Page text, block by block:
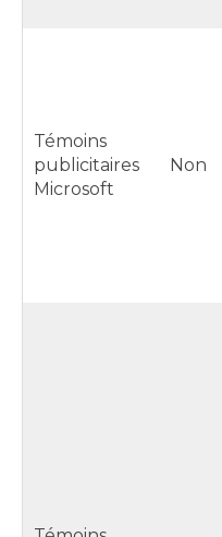
Témoins
publicitaires
Microsoft
Non